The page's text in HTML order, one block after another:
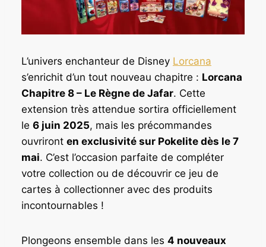
L’univers enchanteur de Disney Lorcana
s’enrichit d’un tout nouveau chapitre : Lorcana
Chapitre 8 – Le Règne de Jafar. Cette
extension très attendue sortira officiellement
le 6 juin 2025, mais les précommandes
ouvriront en exclusivité sur Pokelite dès le 7
mai. C’est l’occasion parfaite de compléter
votre collection ou de découvrir ce jeu de
cartes à collectionner avec des produits
incontournables !
Plongeons ensemble dans les 4 nouveaux